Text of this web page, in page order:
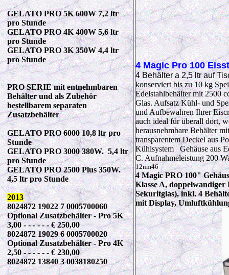
GELATO PRO 5K 600W 7,2 ltr
pro Stunde
GELATO PRO 4K 400W 5,6 ltr
pro Stunde
GELATO PRO 3K 350W 4,4 ltr
pro Stunde
PRO SERIE mit entnehmbaren
Behälter und als Zubehör
bestellbarem separaten
Zusatzbehälter
GELATO PRO 6000 10,8 ltr pro
Stunde
GELATO PRO 3000 380W. 5,4 ltr
pro Stunde
GELATO PRO 2500 Plus 350W.
4,5 ltr pro Stunde
2013
8024872 19022 7 0005700060
Optional Zusatzbehälter - Pro 5K
3,00 - - - - - - € 250,00
8024872 19029 6 0005700020
Optional Zusatzbehälter - Pro 4K
2,50 - - - - - - € 230,00
8024872 13840 3 0038180250
4 Magic Pro 100
4 Behälter a 2,5 ltr auf
konserviert bis zu 10 kg
Edelstahlbehälter mit 2500
Glas. Aufsatz Kühl- und
und Aufbewahren Ihrer
auch ideal für überall dort,
herausnehmbare Behälter
transparentem Deckel aus
Kühlsystem Gehäuse aus
C. Aufnahmeleistung 200
12nm46
4 Magic PRO 100"
Klasse A,
Sekuritglas), inkl. 4
mit Display,